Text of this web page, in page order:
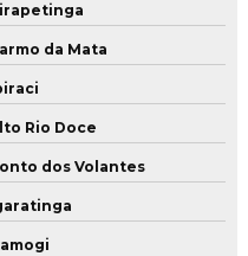
da Mata
Rio Doce
dos Volantes